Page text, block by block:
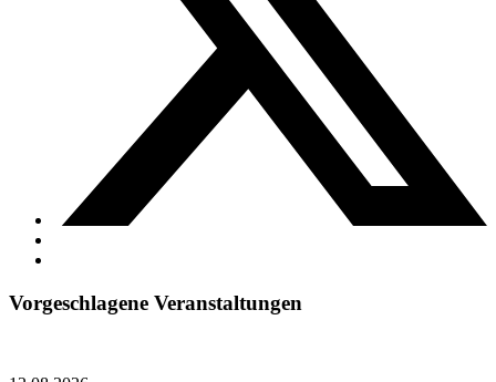
Vorgeschlagene Veranstaltungen